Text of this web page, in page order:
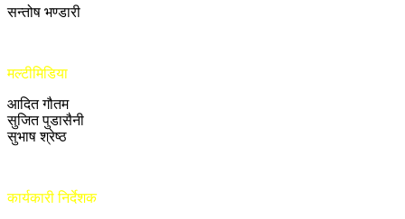
सन्तोष भण्डारी
मल्टीमिडिया
आदित गौतम
सुजित पुडासैनी
सुभाष श्रेष्ठ
कार्यकारी निर्देशक